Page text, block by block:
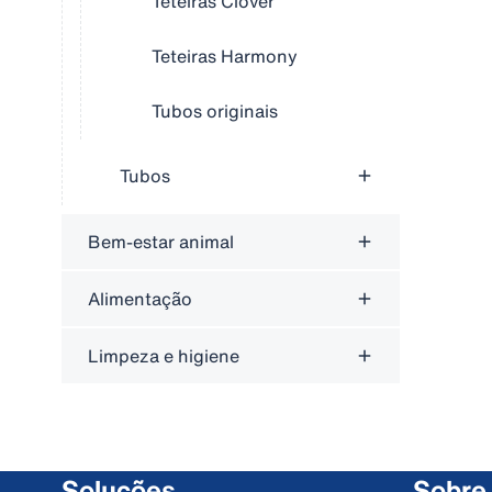
Teteiras Harmony
Tubos originais
Tubos
Bem-estar animal
Alimentação
Limpeza e higiene